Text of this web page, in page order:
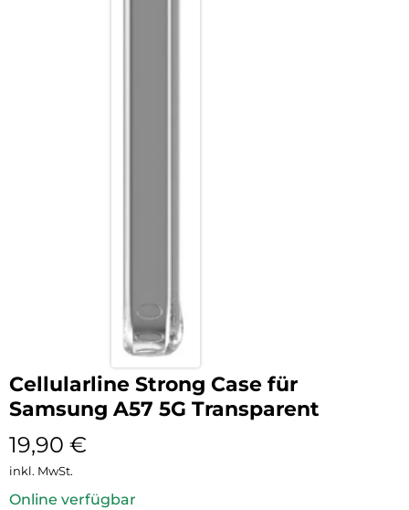
Cellularline Strong Case für
Samsung A57 5G Transparent
19,90 €
inkl. MwSt.
Online verfügbar